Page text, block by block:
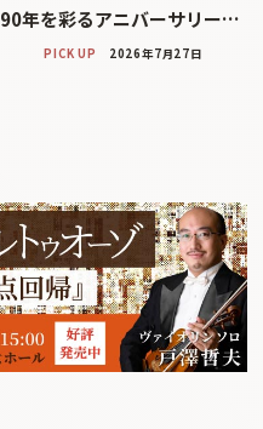
90年を彩るアニバーサリー…
PICK UP 2026年7月27日